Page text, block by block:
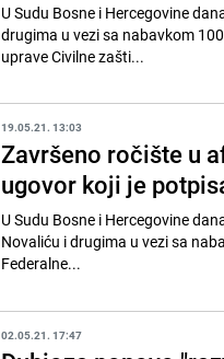
U Sudu Bosne i Hercegovine
drugima u vezi sa nabavkom
uprave Civilne zašti...
19.05.21. 13:03
Završeno ročište u
ugovor koji je
U Sudu Bosne i Hercegovine
Novaliću i drugima u vezi sa
Federalne...
02.05.21. 17:47